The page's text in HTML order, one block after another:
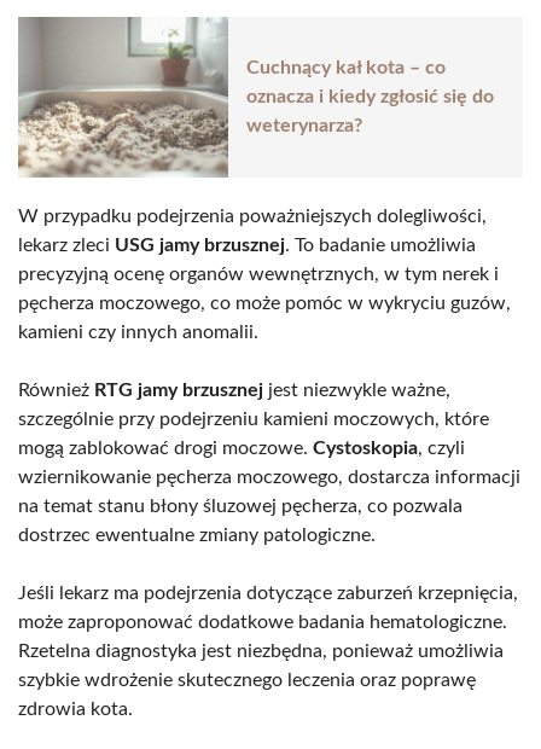
Cuchnący kał kota – co
oznacza i kiedy zgłosić się do
weterynarza?
W przypadku podejrzenia poważniejszych dolegliwości,
lekarz zleci USG jamy brzusznej. To badanie umożliwia
precyzyjną ocenę organów wewnętrznych, w tym nerek i
pęcherza moczowego, co może pomóc w wykryciu guzów,
kamieni czy innych anomalii.
Również RTG jamy brzusznej jest niezwykle ważne,
szczególnie przy podejrzeniu kamieni moczowych, które
mogą zablokować drogi moczowe. Cystoskopia, czyli
wziernikowanie pęcherza moczowego, dostarcza informacji
na temat stanu błony śluzowej pęcherza, co pozwala
dostrzec ewentualne zmiany patologiczne.
Jeśli lekarz ma podejrzenia dotyczące zaburzeń krzepnięcia,
może zaproponować dodatkowe badania hematologiczne.
Rzetelna diagnostyka jest niezbędna, ponieważ umożliwia
szybkie wdrożenie skutecznego leczenia oraz poprawę
zdrowia kota.